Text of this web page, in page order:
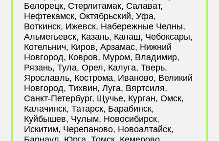
Белорецк, Стерлитамак, Салават,
Нефтекамск, Октябрьский, Уфа,
Воткинск, Ижевск, Набережные Челны,
Альметьевск, Казань, Канаш, Чебоксары,
Котельнич, Киров, Арзамас, Нижний
Новгород, Ковров, Муром, Владимир,
Рязань, Тула, Орел, Калуга, Тверь,
Ярославль, Кострома, Иваново, Великий
Новгород, Тихвин, Луга, Вяртсиля,
Санкт-Петербург, Щучье, Курган, Омск,
Калачинск, Татарск, Барабинск,
Куйбышев, Чулым, Новосибирск,
Искитим, Черепаново, Новоалтайск,